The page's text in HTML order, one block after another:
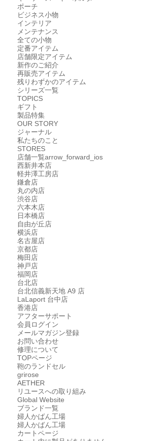
ポーチ
ビジネス小物
インテリア
メンテナンス
全ての小物
定番アイテム
店舗限定アイテム
新作のご紹介
再販売アイテム
残りわずかのアイテム
シリーズ一覧
TOPICS
ギフト
製品特集
OUR STORY
ジャーナル
私たちのこと
STORES
店舗一覧arrow_forward_ios
西新井本店
軽井澤工房店
鎌倉店
丸の内店
渋谷店
六本木店
日本橋店
自由が丘店
横浜店
名古屋店
京都店
梅田店
神戸店
福岡店
台北店
台北信義新天地 A9 店
LaLaport 台中店
香港店
アフターサポート
会員ログイン
メールマガジン登録
お問い合わせ
修理について
TOPページ
鞄のランドセル
grirose
AETHER
リユースへの取り組み
Global Website
ブランド一覧
婦人かばん工場
婦人かばん工場
カートページ